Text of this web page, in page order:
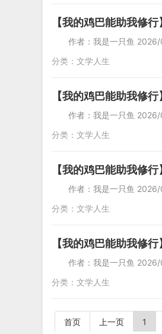
【我的鸡巴能助我修
作者：我是一只鱼
分类： 文学人生
【我的鸡巴能助我修
作者：我是一只鱼
分类： 文学人生
【我的鸡巴能助我修行
作者：我是一只鱼
分类： 文学人生
【我的鸡巴能助我修
作者：我是一只鱼
分类： 文学人生
首页 上一页 1